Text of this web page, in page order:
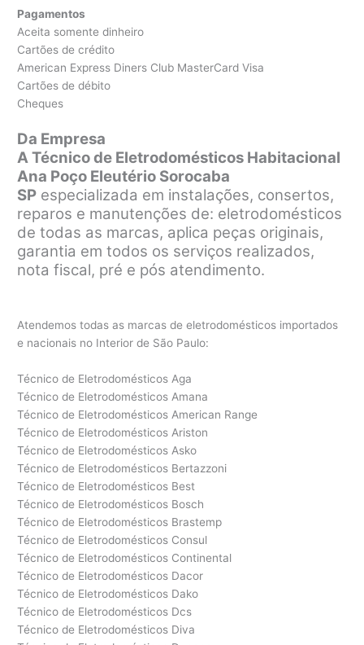
Pagamentos
Aceita somente dinheiro
Cartões de crédito
American Express Diners Club MasterCard Visa
Cartões de débito
Cheques
Da Empresa
A Técnico de Eletrodomésticos Habitacional
Ana Poço Eleutério Sorocaba
SP especializada em instalações, consertos,
reparos e manutenções de: eletrodomésticos
de todas as marcas, aplica peças originais,
garantia em todos os serviços realizados,
nota fiscal, pré e pós atendimento.
Atendemos todas as marcas de eletrodomésticos importados
e nacionais no Interior de São Paulo:
Técnico de Eletrodomésticos Aga
Técnico de Eletrodomésticos Amana
Técnico de Eletrodomésticos American Range
Técnico de Eletrodomésticos Ariston
Técnico de Eletrodomésticos Asko
Técnico de Eletrodomésticos Bertazzoni
Técnico de Eletrodomésticos Best
Técnico de Eletrodomésticos Bosch
Técnico de Eletrodomésticos Brastemp
Técnico de Eletrodomésticos Consul
Técnico de Eletrodomésticos Continental
Técnico de Eletrodomésticos Dacor
Técnico de Eletrodomésticos Dako
Técnico de Eletrodomésticos Dcs
Técnico de Eletrodomésticos Diva